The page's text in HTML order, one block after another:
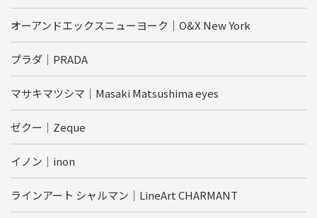
オーアンドエックスニューヨーク｜O&X New York
プラダ｜PRADA
マサキマツシマ｜Masaki Matsushima eyes
ゼクー｜Zeque
イノン｜inon
ラインアート シャルマン｜LineArt CHARMANT